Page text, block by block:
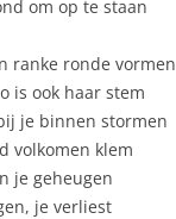
om op te staan
ranke ronde vormen
is ook haar stem
je binnen stormen
volkomen klem
je geheugen
je verliest